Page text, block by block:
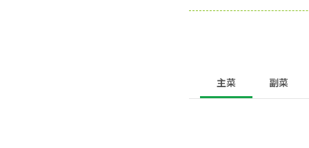
主菜 副菜